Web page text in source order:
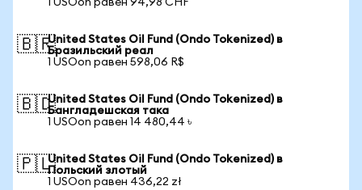
1 USOon равен 94,98 CHF
🇧🇷United States Oil Fund (Ondo Tokenized) в
Бразильский реал
1 USOon равен 598,06 R$
🇧🇩United States Oil Fund (Ondo Tokenized) в
Бангладешская така
1 USOon равен 14 480,44 ৳
🇵🇱United States Oil Fund (Ondo Tokenized) в
Польский злотый
1 USOon равен 436,22 zł